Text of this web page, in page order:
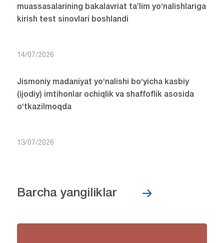
muassasalarining bakalavriat ta’lim yo‘nalishlariga
kirish test sinovlari boshlandi
14/07/2026
Jismoniy madaniyat yo‘nalishi bo‘yicha kasbiy
(ijodiy) imtihonlar ochiqlik va shaffoflik asosida
o‘tkazilmoqda
13/07/2026
Barcha yangiliklar